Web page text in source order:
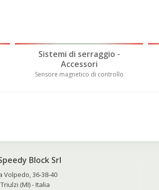
Sistemi di serraggio -
Accessori
Sensore magnetico di controllo
Block Srl
Volpedo, 36-38-40
(MI) - Italia